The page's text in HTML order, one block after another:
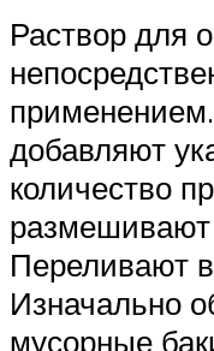
Раствор для
добавляют
количество
размешивают
Переливают
Изначально
мусорные